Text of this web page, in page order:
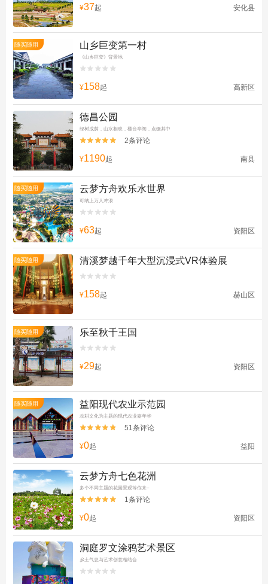
¥37起 安化县
随买随用 山乡巨变第一村
《山乡巨变》背景地


¥158起 高新区
德昌公园
绿树成荫，山水相映，楼台亭阁，点缀其中

 2条评论
¥1190起 南县
随买随用 云梦方舟欢乐水世界
可纳上万人冲浪


¥63起 资阳区
随买随用 清溪梦越千年大型沉浸式VR体验展


¥158起 赫山区
随买随用 乐至秋千王国


¥29起 资阳区
随买随用 益阳现代农业示范园
农耕文化为主题的现代农业嘉年华

 51条评论
¥0起 益阳
云梦方舟七色花洲
多个不同主题的花园景观等你来~

 1条评论
¥0起 资阳区
洞庭罗文涂鸦艺术景区
乡土气息与艺术创意相结合

